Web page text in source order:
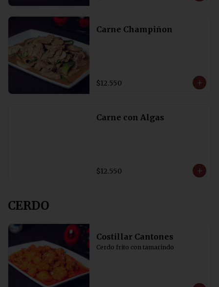
Carne Champiñon
$12.550
Carne con Algas
$12.550
CERDO
Costillar Cantones
Cerdo frito con tamarindo